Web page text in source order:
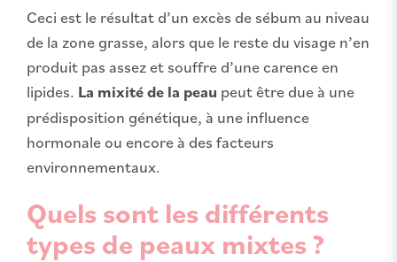
Ceci est le résultat d’un excès de sébum au niveau
de la zone grasse, alors que le reste du visage n’en
produit pas assez et souffre d’une carence en
lipides. La mixité de la peau peut être due à une
prédisposition génétique, à une influence
hormonale ou encore à des facteurs
environnementaux.
Quels sont les différents
types de peaux mixtes ?